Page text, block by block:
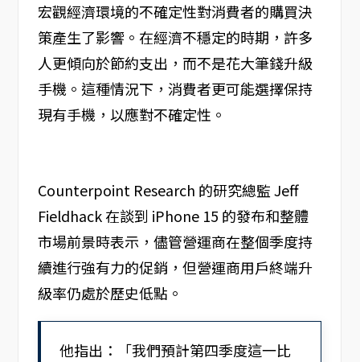
宏觀經濟環境的不確定性對消費者的購買決
策產生了影響。在經濟不穩定的時期，許多
人更傾向於節約支出，而不是花大筆錢升級
手機。這種情況下，消費者更可能選擇保持
現有手機，以應對不確定性。
Counterpoint Research 的研究總監 Jeff
Fieldhack 在談到 iPhone 15 的發布和整體
市場前景時表示，儘管營運商在整個季度持
續進行強有力的促銷，但營運商用戶終端升
級率仍處於歷史低點。
他指出：「我們預計第四季度這一比